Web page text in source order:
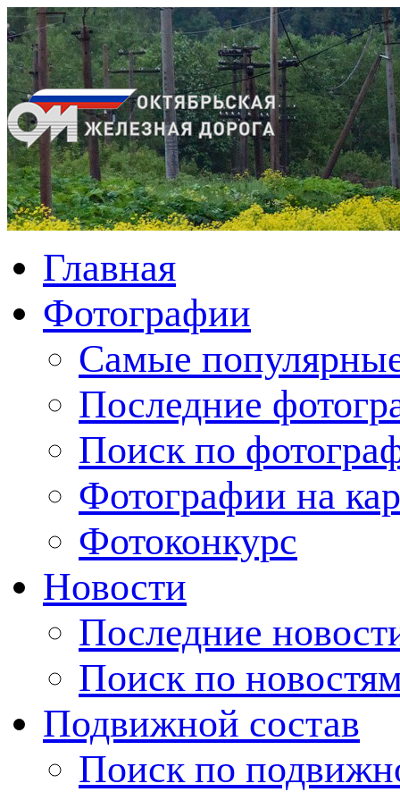
Главная
Фотографии
Cамые
Последние
Поиск по
Фотографии на
Фотоконкурс
Новости
Последние
Поиск по
Подвижной состав
Поиск по